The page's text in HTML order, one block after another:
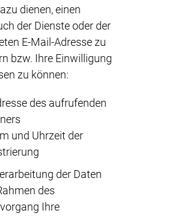
dienen, einen
der Dienste oder der
E-Mail-Adresse zu
bzw. Ihre Einwilligung
zu können:
des aufrufenden
und Uhrzeit der
der Daten
des
Ihre